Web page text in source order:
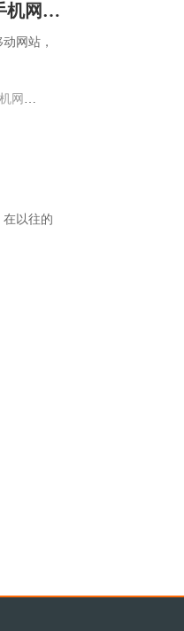
【移动端网站建设】从用户的直观感受出发做移动端手机网站设计
网站，
站制作
以往的